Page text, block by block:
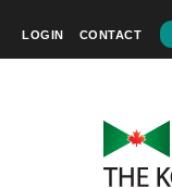
LOGIN CONTACT